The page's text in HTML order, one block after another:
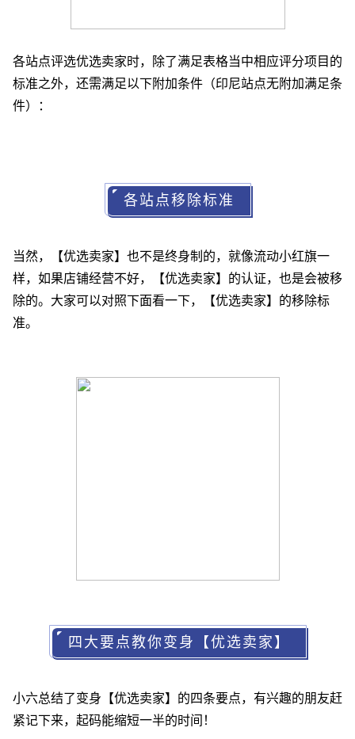
各站点评选优选卖家时，除了满足表格当中相应评分项目的
标准之外，还需满足以下附加条件（印尼站点无附加满足条
件）：
各站点移除标准
当然，【优选卖家】也不是终身制的，就像流动小红旗一
样，如果店铺经营不好，【优选卖家】的认证，也是会被移
除的。大家可以对照下面看一下，【优选卖家】的移除标
准。
四大要点教你变身【优选卖家】
小六总结了变身【优选卖家】的四条要点，有兴趣的朋友赶
紧记下来，起码能缩短一半的时间！